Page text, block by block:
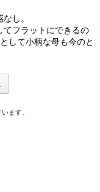
し。
てフラットにできるの
して小柄な母も今のと
ます。